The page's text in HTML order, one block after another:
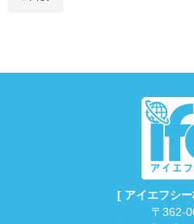
[ アイエフシ
〒362-